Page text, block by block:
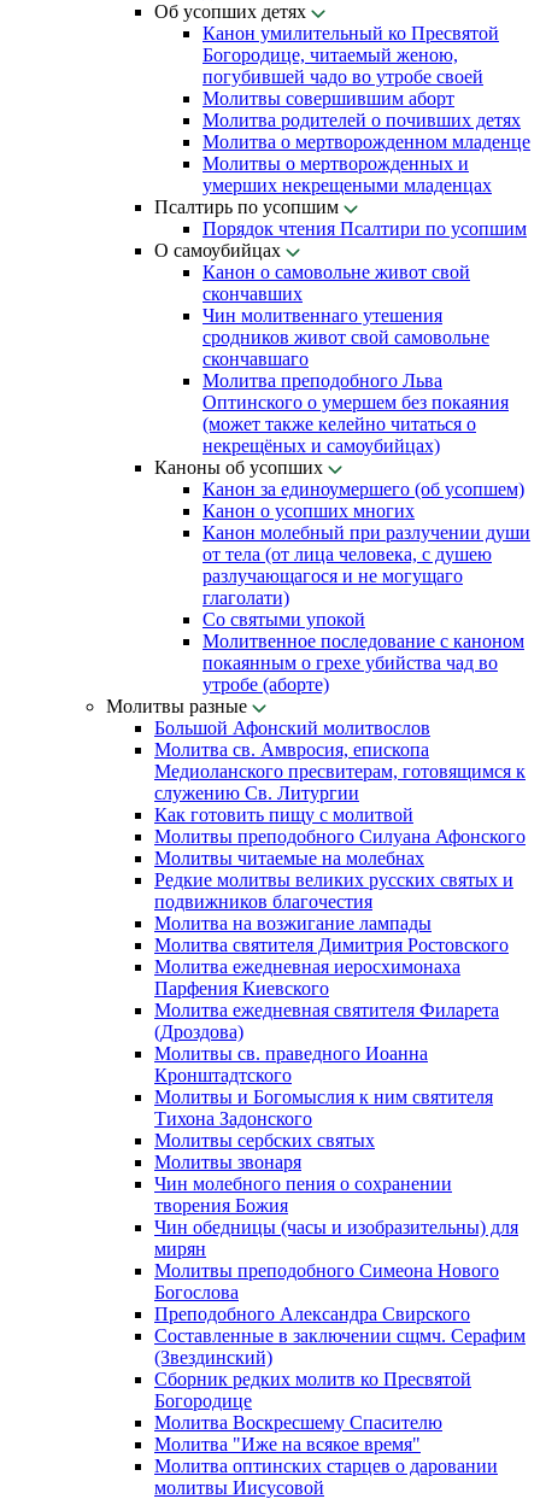
Об усопших детях
Канон умилительный ко Пресвятой
Богородице, читаемый женою,
погубившей чадо во утробе своей
Молитвы совершившим аборт
Молитва родителей о почивших детях
Молитва о мертворожденном младенце
Молитвы о мертворожденных и
умерших некрещеными младенцах
Псалтирь по усопшим
Порядок чтения Псалтири по усопшим
О самоубийцах
Канон о самовольне живот свой
скончавших
Чин молитвеннаго утешения
сродников живот свой самовольне
скончавшаго
Молитва преподобного Льва
Оптинского о умершем без покаяния
(может также келейно читаться о
некрещёных и самоубийцах)
Каноны об усопших
Канон за единоумершего (об усопшем)
Канон о усопших многих
Канон молебный при разлучении души
от тела (от лица человека, с душею
разлучающагося и не могущаго
глаголати)
Со святыми упокой
Молитвенное последование с каноном
покаянным о грехе убийства чад во
утробе (аборте)
Молитвы разные
Большой Афонский молитвослов
Молитва св. Амвросия, епископа
Медиоланского пресвитерам, готовящимся к
служению Св. Литургии
Как готовить пищу с молитвой
Молитвы преподобного Силуана Афонского
Молитвы читаемые на молебнах
Редкие молитвы великих русских святых и
подвижников благочестия
Молитва на возжигание лампады
Молитва святителя Димитрия Ростовского
Молитва ежедневная иеросхимонаха
Парфения Киевского
Молитва ежедневная святителя Филарета
(Дроздова)
Молитвы св. праведного Иоанна
Кронштадтского
Молитвы и Богомыслия к ним святителя
Тихона Задонского
Молитвы сербских святых
Молитвы звонаря
Чин молебного пения о сохранении
творения Божия
Чин обедницы (часы и изобразительны) для
мирян
Молитвы преподобного Симеона Нового
Богослова
Преподобного Александра Свирского
Составленные в заключении сщмч. Серафим
(Звездинский)
Сборник редких молитв ко Пресвятой
Богородице
Молитва Воскресшему Спасителю
Молитва "Иже на всякое время"
Молитва оптинских старцев о даровании
молитвы Иисусовой